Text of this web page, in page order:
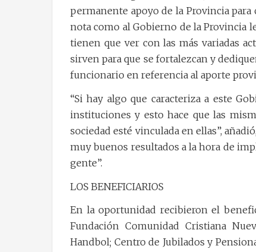
permanente apoyo de la Provincia para
nota como al Gobierno de la Provincia
tienen que ver con las más variadas
sirven para que se fortalezcan y
funcionario en referencia al aporte
“Si hay algo que caracteriza a este
instituciones y esto hace que las
sociedad esté vinculada en ellas”,
muy buenos resultados a la hora de
gente”.
LOS BENEFICIARIOS
En la oportunidad recibieron el
Fundación Comunidad Cristiana
Handbol; Centro de Jubilados y